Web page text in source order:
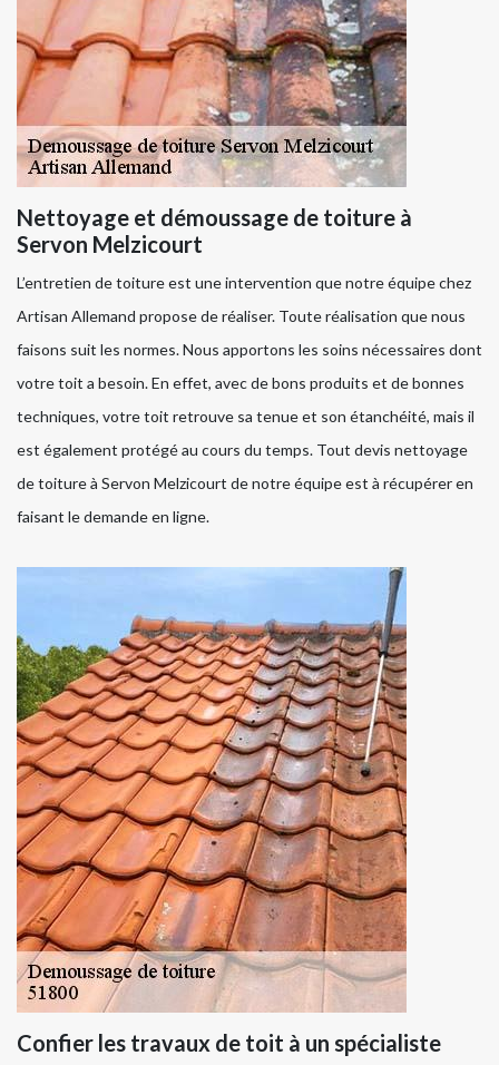
Nettoyage et démoussage de toiture à
Servon Melzicourt
L’entretien de toiture est une intervention que notre équipe chez
Artisan Allemand propose de réaliser. Toute réalisation que nous
faisons suit les normes. Nous apportons les soins nécessaires dont
votre toit a besoin. En effet, avec de bons produits et de bonnes
techniques, votre toit retrouve sa tenue et son étanchéité, mais il
est également protégé au cours du temps. Tout devis nettoyage
de toiture à Servon Melzicourt de notre équipe est à récupérer en
faisant le demande en ligne.
Confier les travaux de toit à un spécialiste